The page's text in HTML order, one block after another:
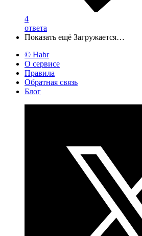
4
ответа
Показать ещё Загружается…
© Habr
О сервисе
Правила
Обратная связь
Блог